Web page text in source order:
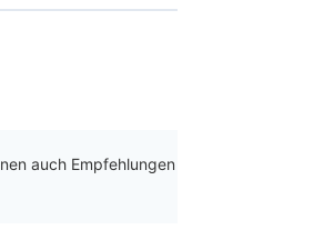
auch Empfehlungen